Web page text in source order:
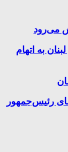
می‌رود
به اتهام
رئیس‌جمهور